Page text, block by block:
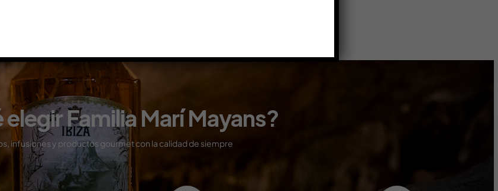
elegir Familia Marí Mayans?
infusiones y productos gourmet con la calidad de siempre